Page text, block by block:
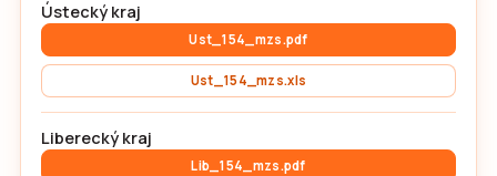
Ústecký kraj
Ust_154_mzs.pdf
Ust_154_mzs.xls
Liberecký kraj
Lib_154_mzs.pdf